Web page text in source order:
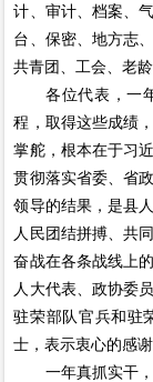
计、审计、档案、
台、保密、地方志
共青团、工会、老
各位代表，一年
程，取得这些成绩
掌舵，根本在于习
贯彻落实省委、省
领导的结果，是县
人民团结拼搏、共
奋战在各条战线上
人大代表、政协委
驻荣部队官兵和驻
士，表示衷心的感
一年真抓实干，